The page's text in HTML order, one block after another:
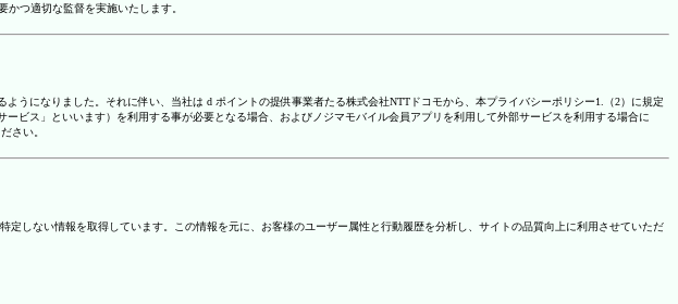
つ適切な監督を実施いたします。
うになりました。それに伴い、当社は d ポイントの提供事業者たる株式会社NTTドコモから、本プライバシーポリシー1.（2）に規定
ビス」といいます）を利用する事が必要となる場合、およびノジマモバイル会員アプリを利用して外部サービスを利用する場合に
さい。
定しない情報を取得しています。この情報を元に、お客様のユーザー属性と行動履歴を分析し、サイトの品質向上に利用させていただ